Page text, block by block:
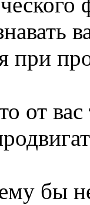
при
от
бы